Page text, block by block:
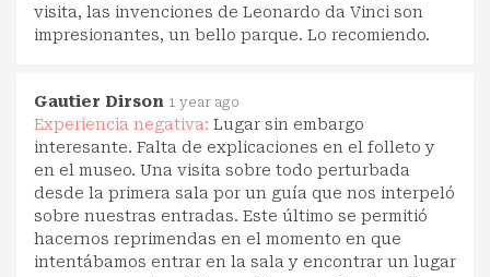
visita, las invenciones de Leonardo da Vinci son
impresionantes, un bello parque. Lo recomiendo.
Gautier Dirson 1 year ago
Experiencia negativa: Lugar sin embargo
interesante. Falta de explicaciones en el folleto y
en el museo. Una visita sobre todo perturbada
desde la primera sala por un guía que nos interpeló
sobre nuestras entradas. Este último se permitió
hacernos reprimendas en el momento en que
intentábamos entrar en la sala y encontrar un lugar